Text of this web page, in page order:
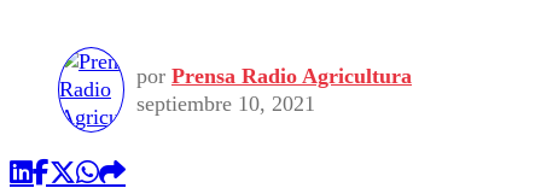
Universidad Católica
Universidad de Chile
Política
Sustentabilidad
por Prensa Radio Agricultura
septiembre 10, 2021